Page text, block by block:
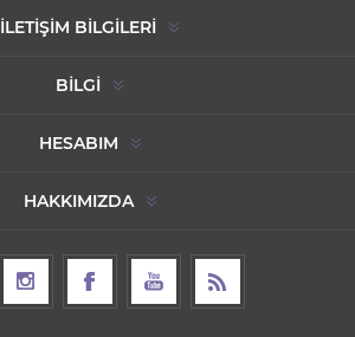
İLETIŞIM BILGILERI
BILGI
HESABIM
HAKKIMIZDA